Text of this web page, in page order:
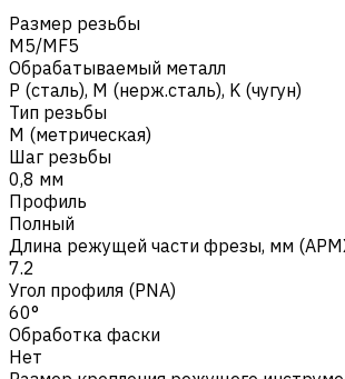
Размер резьбы
M5/MF5
Обрабатываемый металл
Р (сталь), M (нерж.сталь), K (чугун)
Тип резьбы
M (метрическая)
Шаг резьбы
0,8 мм
Профиль
Полный
Длина режущей части фрезы, мм
7.2
Угол профиля (PNA)
60°
Обработка фаски
Нет